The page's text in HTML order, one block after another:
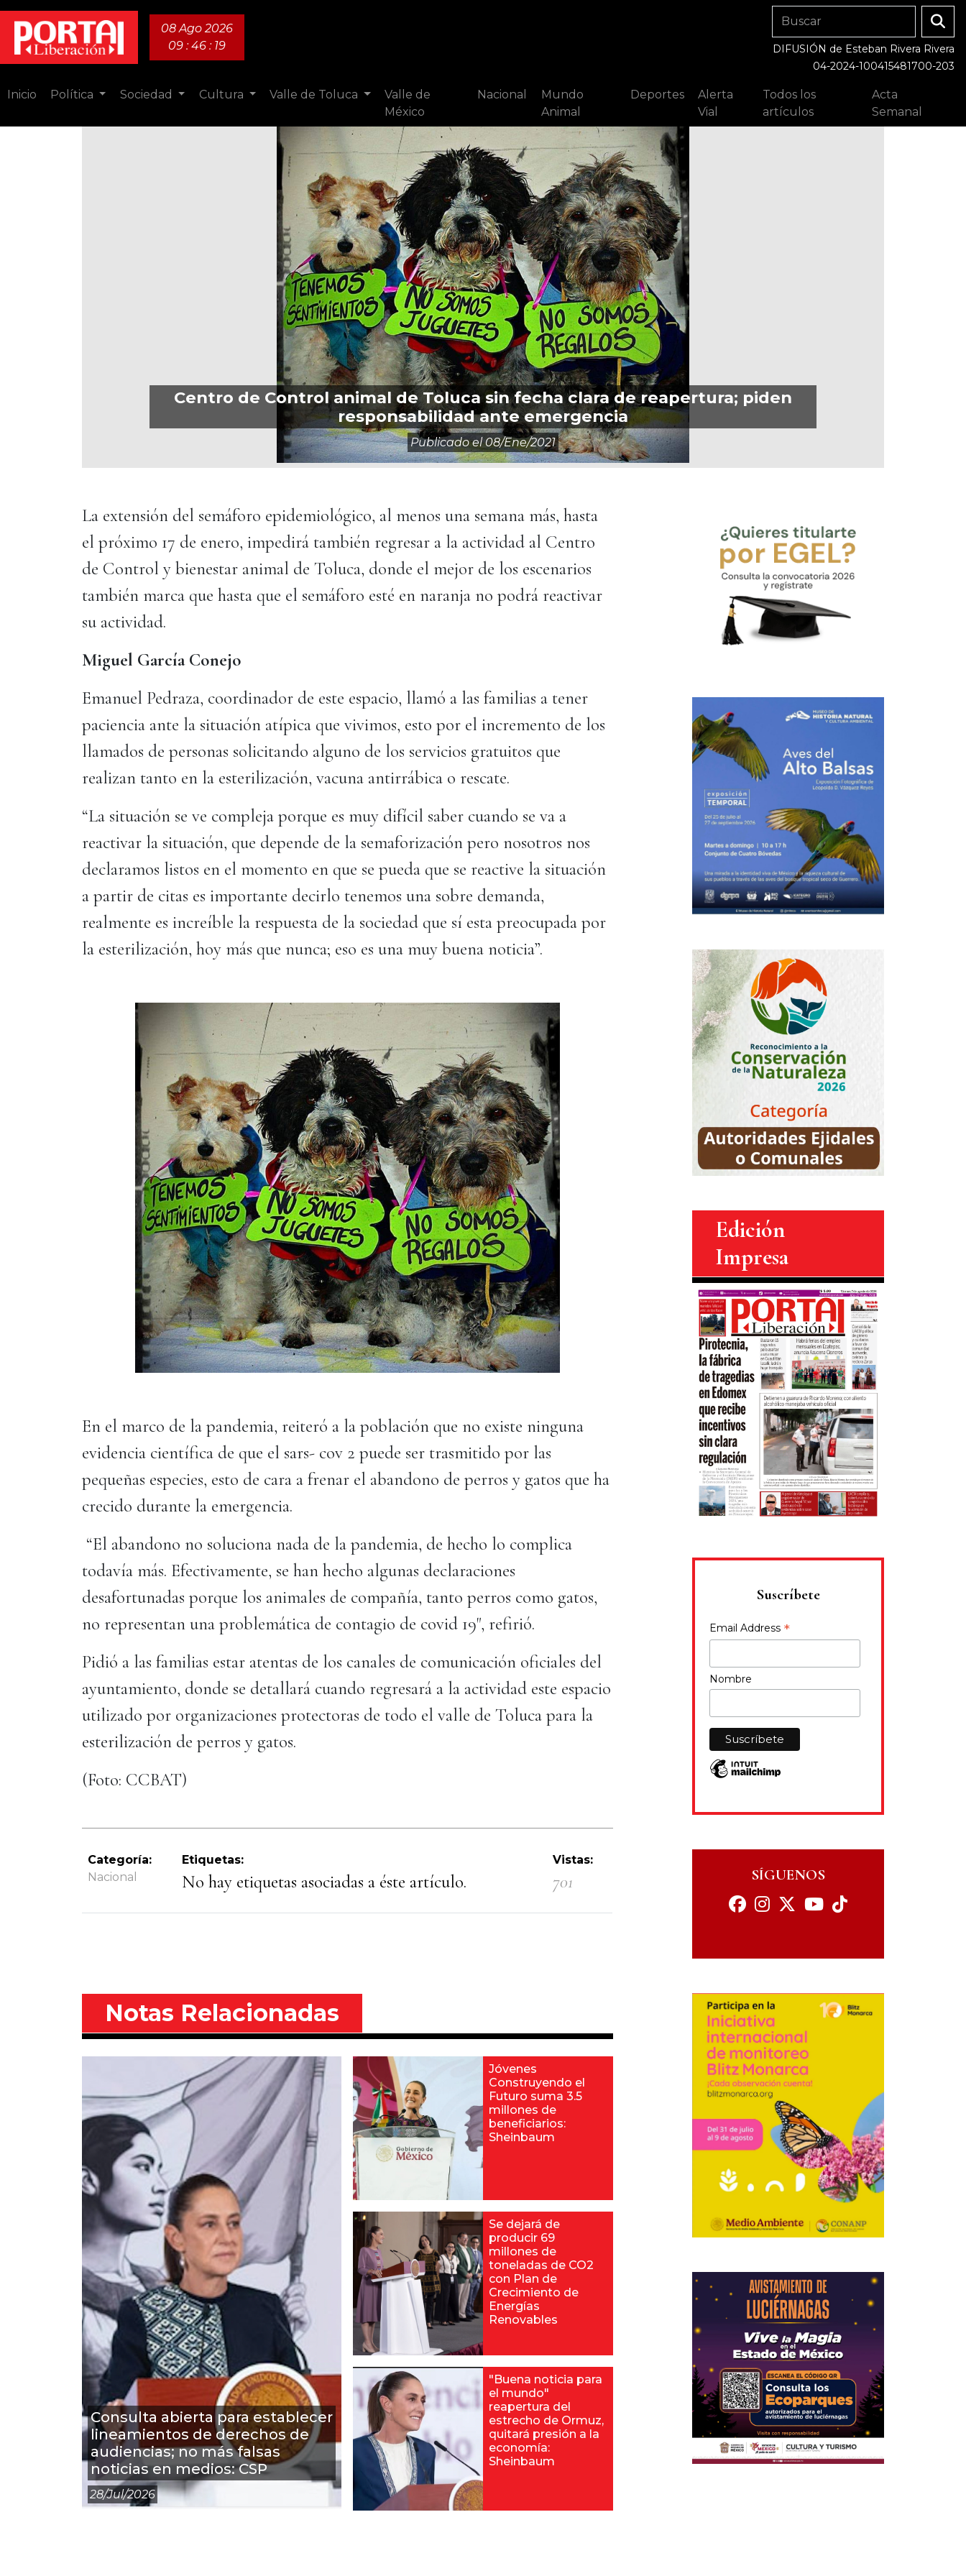
08 Ago 2026
09 : 46 : 20
DIFUSIÓN de Esteban Rivera Rivera
04-2024-100415481700-203
Inicio Política Sociedad Cultura Valle de Toluca
Valle de
México
Nacional
Mundo
Animal
Deportes
Alerta
Vial
Todos los
artículos
Acta
Semanal
Centro de Control animal de Toluca sin fecha clara de reapertura; piden
responsabilidad ante emergencia
Publicado el08/ene/2021
La extensión del semáforo epidemiológico, al menos una semana más, hasta
el próximo 17 de enero, impedirá también regresar a la actividad al Centro
de Control y bienestar animal de Toluca, donde el mejor de los escenarios
también marca que hasta que el semáforo esté en naranja no podrá reactivar
su actividad.
Miguel García Conejo
Emanuel Pedraza, coordinador de este espacio, llamó a las familias a tener
paciencia ante la situación atípica que vivimos, esto por el incremento de los
llamados de personas solicitando alguno de los servicios gratuitos que
realizan tanto en la esterilización, vacuna antirrábica o rescate.
“La situación se ve compleja porque es muy difícil saber cuando se va a
reactivar la situación, que depende de la semaforización pero nosotros nos
declaramos listos en el momento en que se pueda que se reactive la situación
a partir de citas es importante decirlo tenemos una sobre demanda,
realmente es increíble la respuesta de la sociedad que sí esta preocupada por
la esterilización, hoy más que nunca; eso es una muy buena noticia”.
En el marco de la pandemia, reiteró a la población que no existe ninguna
evidencia científica de que el sars- cov 2 puede ser trasmitido por las
pequeñas especies, esto de cara a frenar el abandono de perros y gatos que ha
crecido durante la emergencia.
“El abandono no soluciona nada de la pandemia, de hecho lo complica
todavía más. Efectivamente, se han hecho algunas declaraciones
desafortunadas porque los animales de compañía, tanto perros como gatos,
no representan una problemática de contagio de covid 19", refirió.
Pidió a las familias estar atentas de los canales de comunicación oficiales del
ayuntamiento, donde se detallará cuando regresará a la actividad este espacio
utilizado por organizaciones protectoras de todo el valle de Toluca para la
esterilización de perros y gatos.
(Foto: CCBAT)
Categoría:
Nacional
Etiquetas:
No hay etiquetas asociadas a éste artículo.
Vistas:
701
Notas Relacionadas
Consulta abierta para establecer
lineamientos de derechos de
audiencias; no más falsas
noticias en medios: CSP
28/jul/2026
Jóvenes
Construyendo el
Futuro suma 3.5
millones de
beneficiarios:
Sheinbaum
Se dejará de
producir 69
millones de
toneladas de CO2
con Plan de
Crecimiento de
Energías
Renovables
"Buena noticia para
el mundo"
reapertura del
estrecho de Ormuz,
quitará presión a la
economía:
Sheinbaum
Edición
Impresa
Suscríbete
Email Address *
Nombre
SÍGUENOS